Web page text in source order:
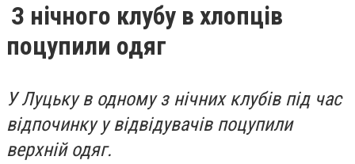
З нічного клубу в хлопців
поцупили одяг
У Луцьку в одному з нічних клубів під час
відпочинку у відвідувачів поцупили
верхній одяг.